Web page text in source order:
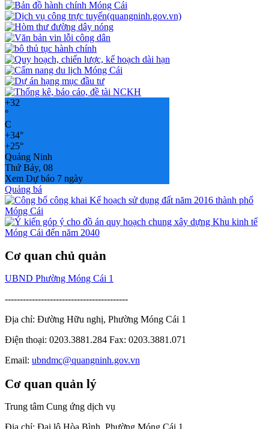
+32
°
C
+34°
+25°
Quảng Ninh
Thứ Bảy, 08
Xem Dự báo 7 ngày
Quảng bá
Cơ quan chủ quản
UBND Phường Móng Cái 1
-----------------------------------------
Địa chỉ: Đường Hữu nghị, Phường Móng Cái 1
Điện thoại: 0203.3881.284 Fax: 0203.3881.071
Email: ubndmc@quangninh.gov.vn
Cơ quan quản lý
Trung tâm Cung ứng dịch vụ
Địa chỉ: Đại lộ Hòa Bình, Phường Móng Cái 1